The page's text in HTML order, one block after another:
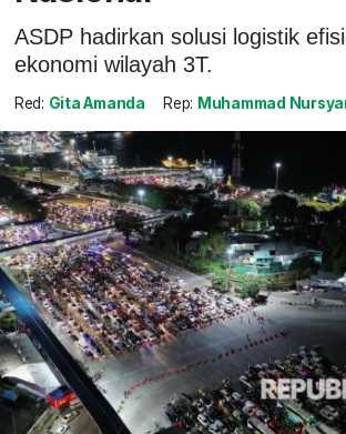
ASDP hadirkan solusi logistik
ekonomi wilayah 3T.
Red: Gita Amanda Rep: Muhammad